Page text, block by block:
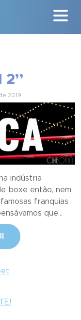
2”
2019
indústria
boxe então, nem
franquias
que...